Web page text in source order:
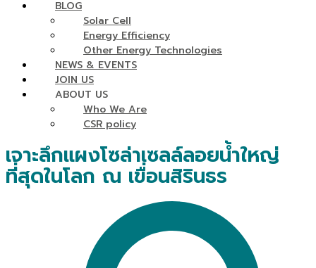
BLOG
Solar Cell
Energy Efficiency
Other Energy Technologies
NEWS & EVENTS
JOIN US
ABOUT US
Who We Are
CSR policy
เจาะลึกแผงโซล่าเซลล์ลอยน้ำใหญ่
ที่สุดในโลก ณ เขื่อนสิรินธร